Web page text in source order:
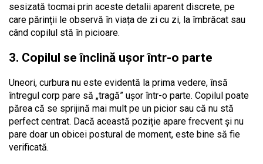
sesizată tocmai prin aceste detalii aparent discrete, pe
care părinții le observă în viața de zi cu zi, la îmbrăcat sau
când copilul stă în picioare.
3. Copilul se înclină ușor într-o parte
Uneori, curbura nu este evidentă la prima vedere, însă
întregul corp pare să „tragă” ușor într-o parte. Copilul poate
părea că se sprijină mai mult pe un picior sau că nu stă
perfect centrat. Dacă această poziție apare frecvent și nu
pare doar un obicei postural de moment, este bine să fie
verificată.